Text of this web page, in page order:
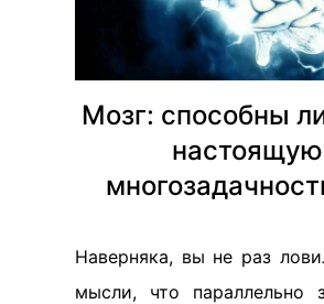
Мозг: способны
настоящую
Наверняка, вы не раз
мысли, что параллельно